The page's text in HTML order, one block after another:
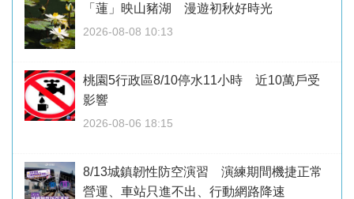
「蓮」映山豬湖 漫遊初秋好時光
2026-08-08 10:13
桃園5行政區8/10停水11小時 近10萬戶受
影響
2026-08-06 18:15
8/13城鎮韌性防空演習 演練期間機捷正常
營運、車站只進不出、行動網路降速